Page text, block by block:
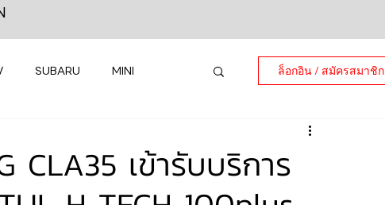
SUBARU MINI
VOLKSWAGEN JEEP
ล็อกอิน / สมัครสมาชิก
CLA35 เข้ารับบริการ